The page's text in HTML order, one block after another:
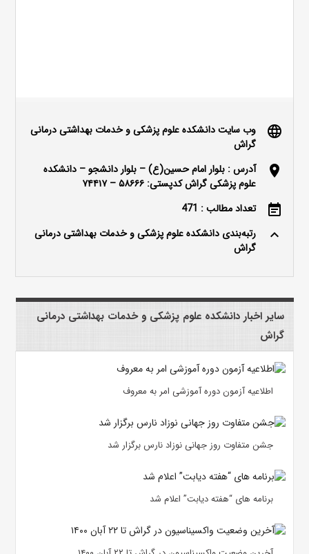
language
وب سایت دانشکده علوم پزشکی و خدمات بهداشتی درمانی
گراش
location_on
آدرس : بلوار امام حسین(ع) – بلوار دانشجو – دانشکده
علوم پزشکی گراش کدپستی: ۵۸۶۶۶ – ۷۴۴۱۷
event_note تعداد مطالب : 471
keyboard_arrow_up
رتبه‌بندی دانشکده علوم پزشکی و خدمات بهداشتی درمانی
گراش
سایر اخبار دانشکده علوم پزشکی و خدمات بهداشتی درمانی
گراش
اطلاعیه آزمون دوره آموزشی امر به معروف
جشن متفاوت روز جهانی نوزاد نارس برگزار شد
برنامه های “هفته دیابت” اعلام شد